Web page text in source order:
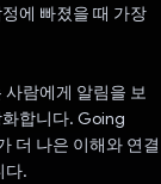
에 빠졌을 때 가장
람에게 알림을 보
합니다. Going
더 나은 이해와 연결
다.